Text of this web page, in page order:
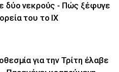
δύο νεκρούς - Πώς ξέφυγε
του το ΙΧ
για την Τρίτη έλαβε